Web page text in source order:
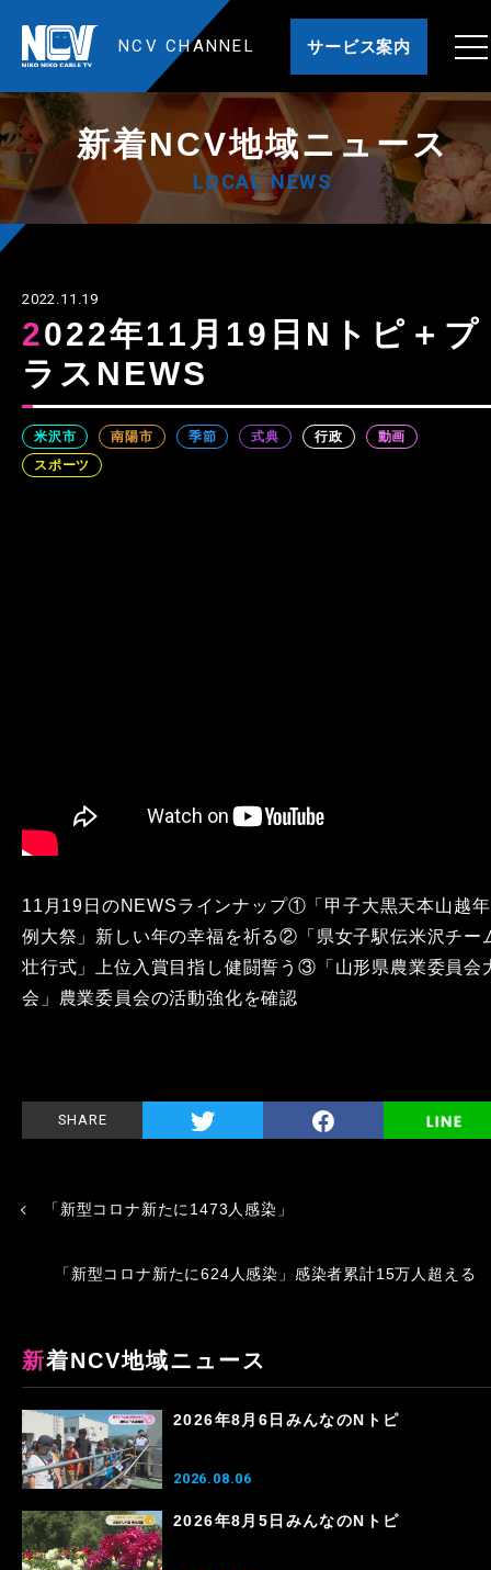
NCV CHANNEL サービス案内
新着NCV地域ニュース
LOCAL NEWS
2022.11.19
2022年11月19日Nトピ＋プ
ラスNEWS
米沢市 南陽市 季節 式典 行政
動画
スポーツ
11月19日のNEWSラインナップ①「甲子大黒天本山越年
例大祭」新しい年の幸福を祈る②「県女子駅伝米沢チー
壮行式」上位入賞目指し健闘誓う③「山形県農業委員会
会」農業委員会の活動強化を確認
SHARE
「新型コロナ新たに1473人感染」
「新型コロナ新たに624人感染」感染者累計15万人超える
新着NCV地域ニュース
2026年8月6日みんなのNトピ
2026.08.06
2026年8月5日みんなのNトピ